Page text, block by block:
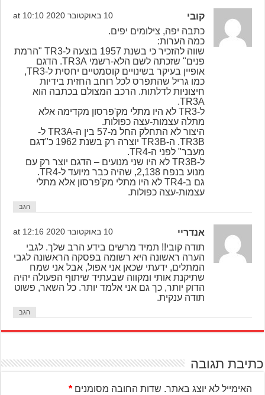
קובי
כתבה יפה, צילומים יפים.
כמה הערות:
שווה להזכיר כי בשנת 1957 בוצעה ל-TR3 "הרמת
פנים" שזכתה לשם הלא-רשמי TR3A. הדגם
אופיין בעיקר בשינויים קוסמטיים יחסית ל-TR3,
כמו גריל שהתפרס לכל רוחב החזית בידיות
חיצוניות לדלתות. הרכב המצולם בכתבה הוא
TR3A.
ל-TR3 לא היו מתלי מק'פרסון מקדימה אלא
מתלה עצמות-עצה כפולות.
היצור לא התחלק החל מ-57 בין ה-TR3A ל-
TR3B. ה-TR3B יוצרה רק בשנת 1962 כ"דגם
מעבר" לפני ה-TR4.
ל-TR3B לא היו שני מנועים – הדגם יוצר רק עם
מנוע בנפח 2,138, שהיה כבר מיועד ל-TR4.
גם ב-TR4 לא היו מתלי מק'פרסון אלא מתלי
עצמות-עצה כפולות.
הגב
אנדריי
תודה קובי!! תמיד מרשים בידע הרב שלך. לגבי
הערה ראשונה היא רשומה בפסקה הראשונה לגבי
המתלים, ידעתי שכאן אני אפול, אבל אני שמח
שתיקנת אותי ומקווה שבעתיד שיתוף הפעולה יהיה
הדוק יותר, כך גם אני אלמד יותר. כל השאר, פשוט
תודה ענקית.
הגב
תגובה
האימייל לא יוצג באתר. שדות החובה מסומנים*